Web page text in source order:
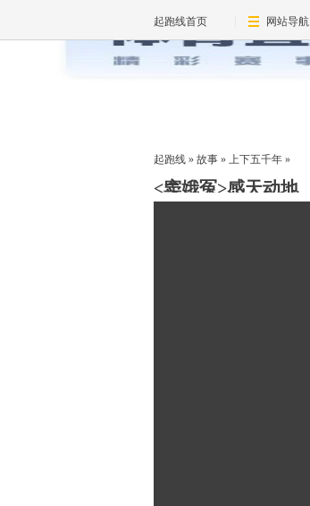
起跑线首页 网站导航
起跑线 » 故事 » 上下五千年 »
<窦娥冤>感天动地